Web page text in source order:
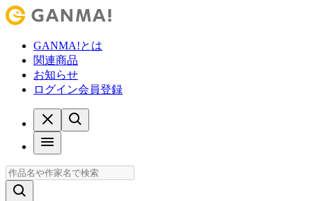
GANMA!とは
関連商品
お知らせ
ログイン会員登録